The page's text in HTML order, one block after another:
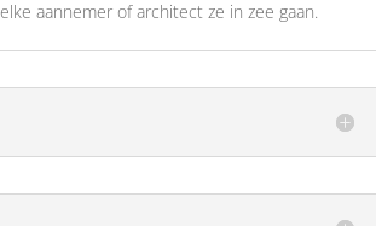
aannemer of architect ze in zee gaan.